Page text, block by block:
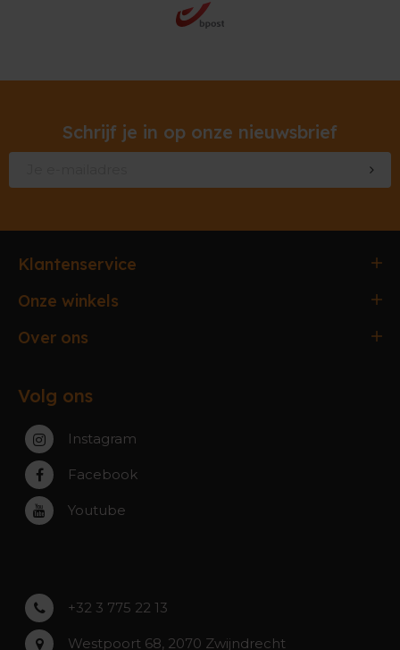
Schrijf je in op onze nieuwsbrief
Klantenservice
Bestellen & Betalen
Service, Garantie & Reparatie
Onze winkels
Antwerpen
Paal-Beringen
Zwijndrecht
Rumst
Roeselare
Asse
Over ons
Werking winkels
Contact
Volg ons
Instagram
Facebook
Youtube
+32 3 775 22 13
Westpoort 68, 2070 Zwijndrecht